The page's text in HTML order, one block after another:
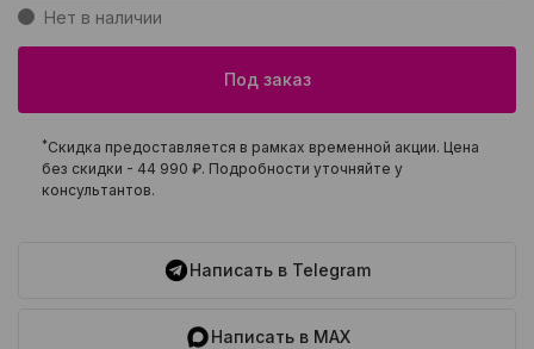
Нет в наличии
Под заказ
*Скидка предоставляется в рамках временной акции. Цена
без скидки - 44 990 ₽. Подробности уточняйте у
консультантов.
Написать в Telegram
Написать в MAX